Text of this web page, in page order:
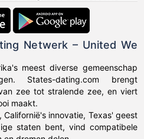
Netwerk – United We
meest diverse gemeenschap
States-dating.com brengt
zee tot stralende zee, en viert
maakt.
innovatie, Texas' geest
staten bent, vind compatibele